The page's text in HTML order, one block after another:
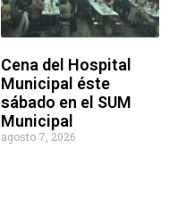
Cena del Hospital
Municipal éste
sábado en el SUM
Municipal
agosto 7, 2026